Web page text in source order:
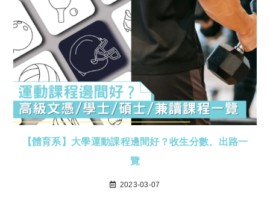
【體育系】大學運動課程邊間好？收生分數、出路一
覽
2023-03-07